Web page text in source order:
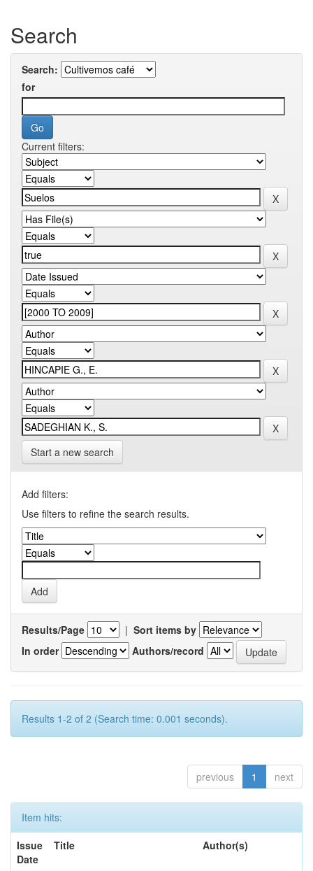
Search
Search:
for
Current filters:
Start a new search
Add filters:
Use filters to refine the search results.
Results/Page | Sort items by
In order
Authors/record
Results 1-2 of 2 (Search time: 0.001 seconds).
previous 1 next
Item hits:
Issue
Date
Title Author(s)